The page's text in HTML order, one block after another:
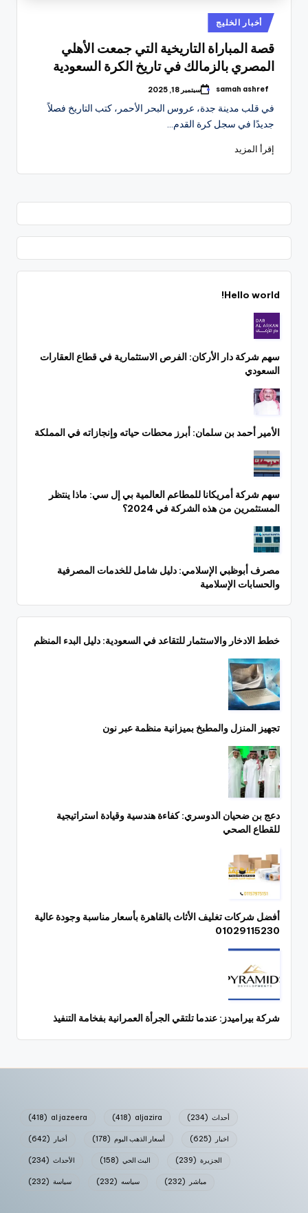
نُشر
في
أخبار الخليج
قصة المباراة التاريخية التي جمعت الأهلي
المصري بالزمالك في تاريخ الكرة السعودية
تمّ
بواسطة
samah ashref سبتمبر 18, 2025
في قلب مدينة جدة، عروس البحر الأحمر، كتب التاريخ فصلاً
جديدًا في سجل كرة القدم…
إقرأ المزيد
Hello world!
سهم شركة دار الأركان: الفرص الاستثمارية في قطاع العقارات
السعودي
الأمير أحمد بن سلمان: أبرز محطات حياته وإنجازاته في المملكة
سهم شركة أمريكانا للمطاعم العالمية بي إل سي: ماذا ينتظر
المستثمرين من هذه الشركة في 2024؟
مصرف أبوظبي الإسلامي: دليل شامل للخدمات المصرفية
والحسابات الإسلامية
خطط الادخار والاستثمار للتقاعد في السعودية: دليل البدء المنظم
تجهيز المنزل والمطبخ بميزانية منظمة عبر نون
دعج بن ضحيان الدوسري: كفاءة هندسية وقيادة استراتيجية
للقطاع الصحي
أفضل شركات تغليف الأثاث بالقاهرة بأسعار مناسبة وجودة عالية
01029115230
شركة بيراميدز: عندما تلتقي الجرأة العمرانية بفخامة التنفيذ
al jazeera
(418) aljazira
(418) أحداث (234)
أخبار (642) أسعار الذهب اليوم (178) اخبار (625)
الأحداث (234) البث الحي (158) الجزيرة (239)
سياسة (232) سياسه (232) مباشر (232)